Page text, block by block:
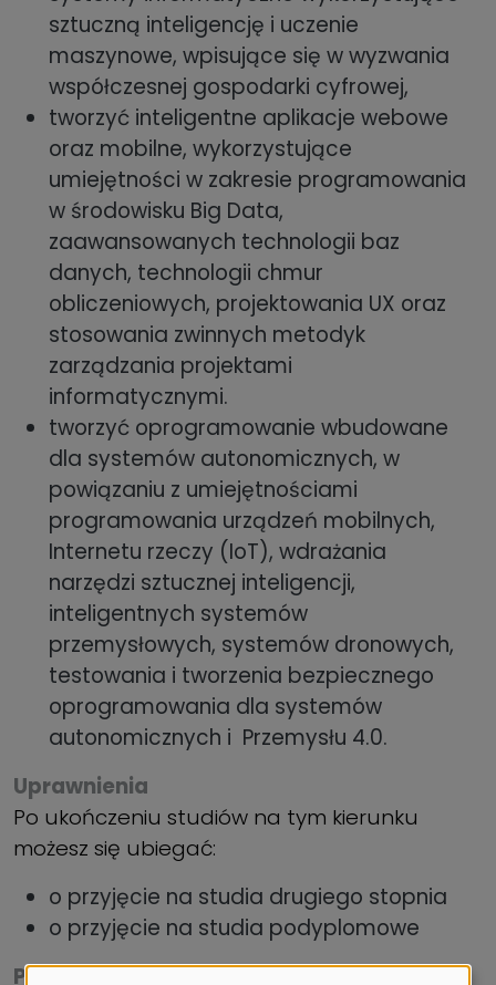
sztuczną inteligencję i uczenie
maszynowe, wpisujące się w wyzwania
współczesnej gospodarki cyfrowej,
tworzyć inteligentne aplikacje webowe
oraz mobilne, wykorzystujące
umiejętności w zakresie programowania
w środowisku Big Data,
zaawansowanych technologii baz
danych, technologii chmur
obliczeniowych, projektowania UX oraz
stosowania zwinnych metodyk
zarządzania projektami
informatycznymi.
tworzyć oprogramowanie wbudowane
dla systemów autonomicznych, w
powiązaniu z umiejętnościami
programowania urządzeń mobilnych,
Internetu rzeczy (IoT), wdrażania
narzędzi sztucznej inteligencji,
inteligentnych systemów
przemysłowych, systemów dronowych,
testowania i tworzenia bezpiecznego
oprogramowania dla systemów
autonomicznych i Przemysłu 4.0.
Uprawnienia
Po ukończeniu studiów na tym kierunku
możesz się ubiegać:
o przyjęcie na studia drugiego stopnia
o przyjęcie na studia podyplomowe
Praktyki